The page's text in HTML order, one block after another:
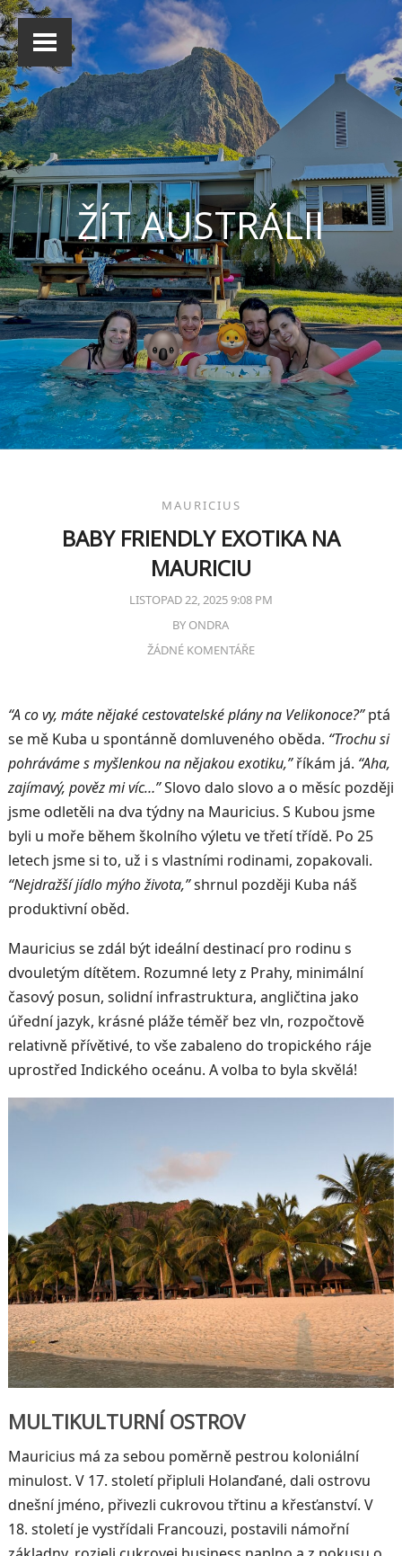
ŽÍT AUSTRÁLII
MAURICIUS
BABY FRIENDLY EXOTIKA NA
MAURICIU
LISTOPAD 22, 2025 9:08 PM
BY ONDRA
ŽÁDNÉ KOMENTÁŘE
“A co vy, máte nějaké cestovatelské plány na Velikonoce?”ptá
se mě Kuba u spontánně domluveného oběda. “Trochu si
pohráváme s myšlenkou na nějakou exotiku,”říkám já. “Aha,
zajímavý, pověz mi víc…”Slovo dalo slovo a o měsíc později
jsme odletěli na dva týdny na Mauricius. S Kubou jsme
byli u moře během školního výletu ve třetí třídě. Po 25
letech jsme si to, už i s vlastními rodinami, zopakovali.
“Nejdražší jídlo mýho života,”shrnul později Kuba náš
produktivní oběd.
Mauricius se zdál být ideální destinací pro rodinu s
dvouletým dítětem. Rozumné lety z Prahy, minimální
časový posun, solidní infrastruktura, angličtina jako
úřední jazyk, krásné pláže téměř bez vln, rozpočtově
relativně přívětivé, to vše zabaleno do tropického ráje
uprostřed Indického oceánu. A volba to byla skvělá!
MULTIKULTURNÍ OSTROV
Mauricius má za sebou poměrně pestrou koloniální
minulost. V 17. století připluli Holanďané, dali ostrovu
dnešní jméno, přivezli cukrovou třtinu a křesťanství. V
18. století je vystřídali Francouzi, postavili námořní